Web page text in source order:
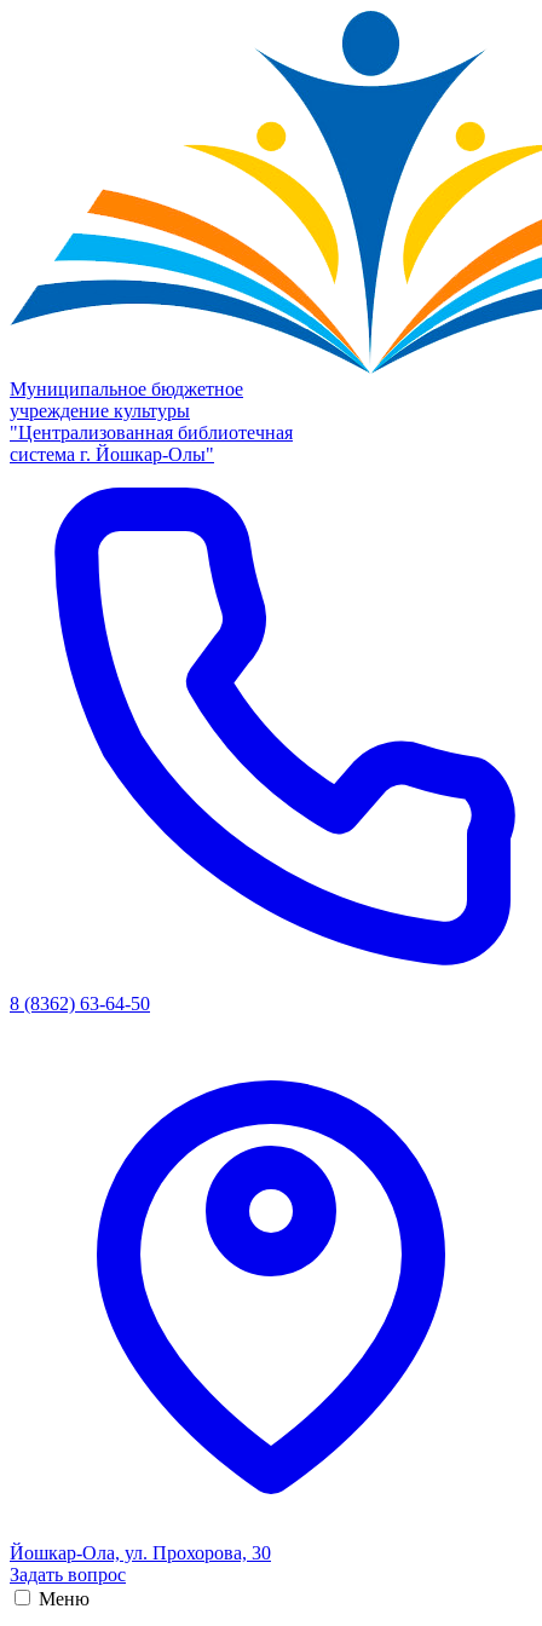
Муниципальное бюджетное
учреждение культуры
"Централизованная библиотечная
система г. Йошкар-Олы"
8 (8362) 63-64-50
Йошкар-Ола, ул. Прохорова, 30
Задать вопрос
Меню